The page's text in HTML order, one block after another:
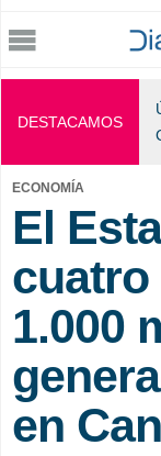
DESTACAMOS
ECONOMÍA
El
cuatro
1.000
en